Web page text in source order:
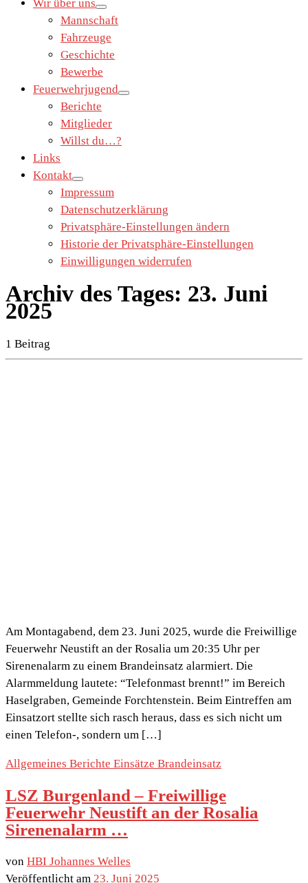
Wir über uns
Mannschaft
Fahrzeuge
Geschichte
Bewerbe
Feuerwehrjugend
Berichte
Mitglieder
Willst du…?
Links
Kontakt
Impressum
Datenschutzerklärung
Privatsphäre-Einstellungen ändern
Historie der Privatsphäre-Einstellungen
Einwilligungen widerrufen
Archiv des Tages: 23. Juni
2025
1 Beitrag
Am Montagabend, dem 23. Juni 2025, wurde die Freiwillige
Feuerwehr Neustift an der Rosalia um 20:35 Uhr per
Sirenenalarm zu einem Brandeinsatz alarmiert. Die
Alarmmeldung lautete: “Telefonmast brennt!” im Bereich
Haselgraben, Gemeinde Forchtenstein. Beim Eintreffen am
Einsatzort stellte sich rasch heraus, dass es sich nicht um
einen Telefon-, sondern um […]
Allgemeines Berichte Einsätze Brandeinsatz
LSZ Burgenland – Freiwillige
Feuerwehr Neustift an der Rosalia
Sirenenalarm …
von HBI Johannes Welles
Veröffentlicht am 23. Juni 2025